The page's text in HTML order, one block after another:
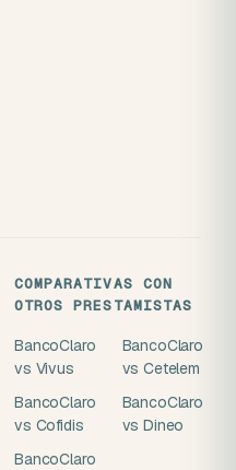
COMPARATIVAS CON
OTROS PRESTAMISTAS
BancoClaro
vs Vivus
BancoClaro
vs Cetelem
BancoClaro
vs Cofidis
BancoClaro
vs Dineo
BancoClaro